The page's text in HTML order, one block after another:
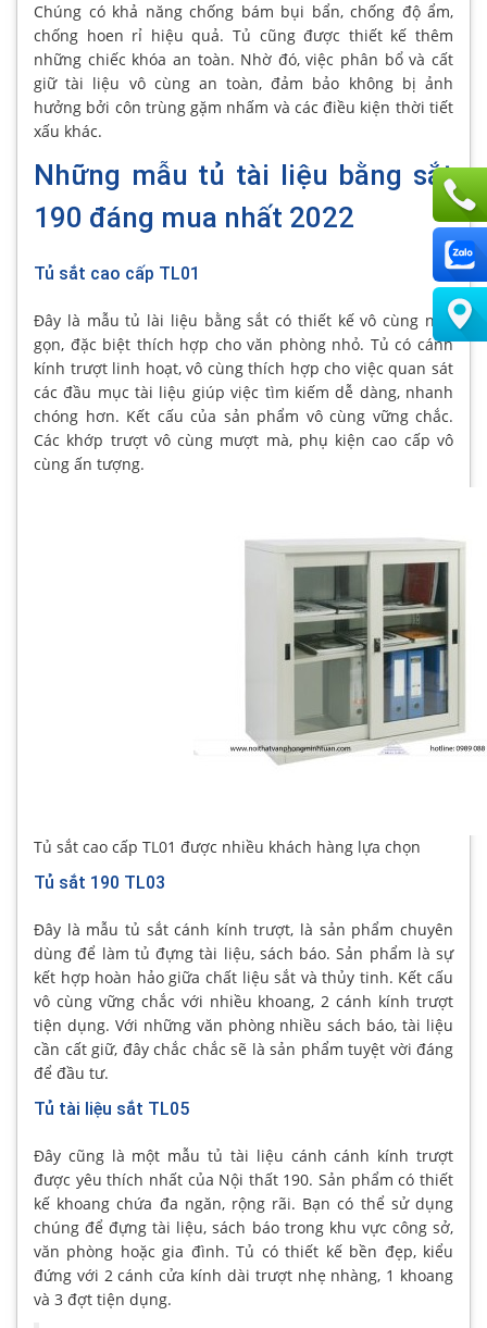
Chúng có khả năng chống bám bụi bẩn, chống độ ẩm,
chống hoen rỉ hiệu quả. Tủ cũng được thiết kế thêm
những chiếc khóa an toàn. Nhờ đó, việc phân bổ và cất
giữ tài liệu vô cùng an toàn, đảm bảo không bị ảnh
hưởng bởi côn trùng gặm nhấm và các điều kiện thời tiết
xấu khác.
Những mẫu tủ tài liệu bằng sắt
190 đáng mua nhất 2022
Tủ sắt cao cấp TL01
Đây là mẫu tủ lài liệu bằng sắt có thiết kế vô cùng nhỏ
gọn, đặc biệt thích hợp cho văn phòng nhỏ. Tủ có cánh
kính trượt linh hoạt, vô cùng thích hợp cho việc quan sát
các đầu mục tài liệu giúp việc tìm kiếm dễ dàng, nhanh
chóng hơn. Kết cấu của sản phẩm vô cùng vững chắc.
Các khớp trượt vô cùng mượt mà, phụ kiện cao cấp vô
cùng ấn tượng.
Tủ sắt cao cấp TL01 được nhiều khách hàng lựa chọn
Tủ sắt 190 TL03
Đây là mẫu tủ sắt cánh kính trượt, là sản phẩm chuyên
dùng để làm tủ đựng tài liệu, sách báo. Sản phẩm là sự
kết hợp hoàn hảo giữa chất liệu sắt và thủy tinh. Kết cấu
vô cùng vững chắc với nhiều khoang, 2 cánh kính trượt
tiện dụng. Với những văn phòng nhiều sách báo, tài liệu
cần cất giữ, đây chắc chắc sẽ là sản phẩm tuyệt vời đáng
để đầu tư.
Tủ tài liệu sắt TL05
Đây cũng là một mẫu tủ tài liệu cánh cánh kính trượt
được yêu thích nhất của Nội thất 190. Sản phẩm có thiết
kế khoang chứa đa ngăn, rộng rãi. Bạn có thể sử dụng
chúng để đựng tài liệu, sách báo trong khu vực công sở,
văn phòng hoặc gia đình. Tủ có thiết kế bền đẹp, kiểu
đứng với 2 cánh cửa kính dài trượt nhẹ nhàng, 1 khoang
và 3 đợt tiện dụng.